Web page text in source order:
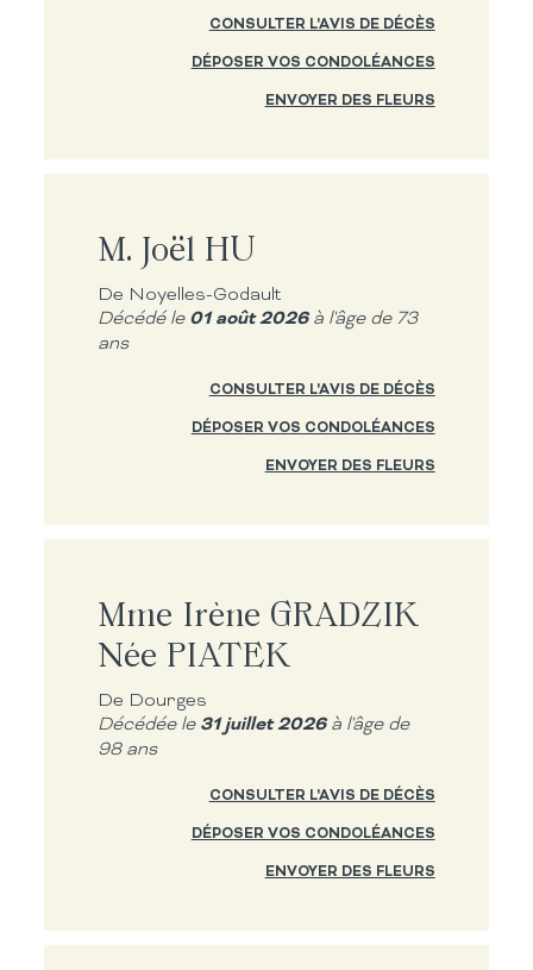
CONSULTER L'AVIS DE DÉCÈS
DÉPOSER VOS CONDOLÉANCES
ENVOYER DES FLEURS
M. Joël HU
De Noyelles-Godault
Décédé le 01 août 2026à l'âge de 73
ans
CONSULTER L'AVIS DE DÉCÈS
DÉPOSER VOS CONDOLÉANCES
ENVOYER DES FLEURS
Mme Irène GRADZIK
Née PIATEK
De Dourges
Décédée le 31 juillet 2026à l'âge de
98 ans
CONSULTER L'AVIS DE DÉCÈS
DÉPOSER VOS CONDOLÉANCES
ENVOYER DES FLEURS